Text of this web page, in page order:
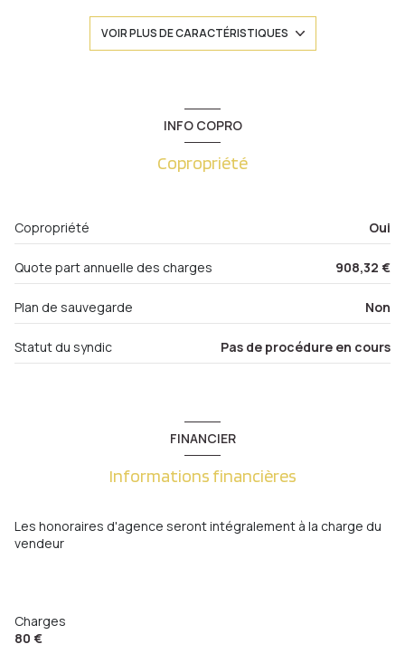
Chauffage trad_format_chauff_urbain : radiateur
1 niveau(x)
1er étage
5 étage(s)
ascenseur
Nouvelle Ville, Sainte Thérèse
VOIR PLUS DE CARACTÉRISTIQUES
INFO COPRO
Copropriété
Copropriété Oui
Quote part annuelle des charges 908,32 €
Plan de sauvegarde Non
Statut du syndic Pas de procédure en cours
FINANCIER
Informations financières
Les honoraires d'agence seront intégralement à la charge du
vendeur
Charges
80 €